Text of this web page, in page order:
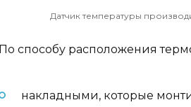
Датчик температуры
По способу расположения
накладными, которые